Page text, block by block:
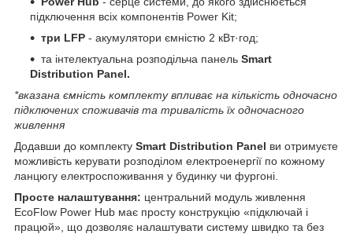
підключення всіх компонентів Power Kit;
три LFP - акумулятори ємністю 2 кВт·год;
та інтелектуальна розподільча панель Smart
Distribution Panel.
*вказана ємність комплекту впливає на кількість одночасно
підключених споживачів та тривалість їх одночасного
живлення
Додавши до комплекту Smart Distribution Panel ви отримуєте
можливість керувати розподілом електроенергії по кожному
ланцюгу електроспоживання у будинку чи фургоні.
Просте налаштування: центральний модуль живлення
EcoFlow Power Hub має просту конструкцію «підключай і
працюй», що дозволяє налаштувати систему швидко та без